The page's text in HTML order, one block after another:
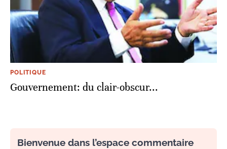
POLITIQUE
Gouvernement: du clair-obscur...
Bienvenue dans l’espace commentaire